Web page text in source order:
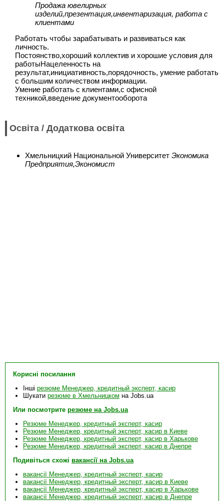
Продажа ювелирных
изделий,презентация,инвентаризация, работа с
клиентами
Работать чтобы зарабатывать и развиваться как
личность.
Постоянство,хороший коллектив и хорошие условия для
работыНацеленность на
результат,инициативность,порядочность, умение работать
с большим количеством информации.
Умение работать с клиентами,с офисной
техникой,введение документооборота
Освіта / Додаткова освіта
Хмельницкий Национальной Университет Экономика
Предприятия,Экономист
Корисні посилання
Інші резюме Менеджер, кредитный эксперт, касир
Шукати резюме в Хмельницком на Jobs.ua
Или посмотрите резюме на Jobs.ua
Резюме Менеджер, кредитный эксперт, касир
Резюме Менеджер, кредитный эксперт, касир в Киеве
Резюме Менеджер, кредитный эксперт, касир в Харькове
Резюме Менеджер, кредитный эксперт, касир в Днепре
Подивіться схожі вакансії на Jobs.ua
вакансії Менеджер, кредитный эксперт, касир
вакансії Менеджер, кредитный эксперт, касир в Киеве
вакансії Менеджер, кредитный эксперт, касир в Харькове
вакансії Менеджер, кредитный эксперт, касир в Днепре